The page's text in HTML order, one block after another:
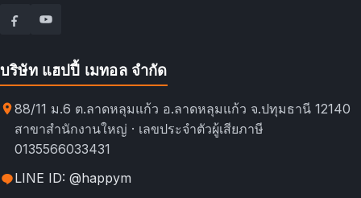
บริษัท แฮปปี้ เมทอล จำกัด
88/11 ม.6 ต.ลาดหลุมแก้ว อ.ลาดหลุมแก้ว จ.ปทุมธานี 12140
สาขาสำนักงานใหญ่ · เลขประจำตัวผู้เสียภาษี
0135566033431
LINE ID: @happym